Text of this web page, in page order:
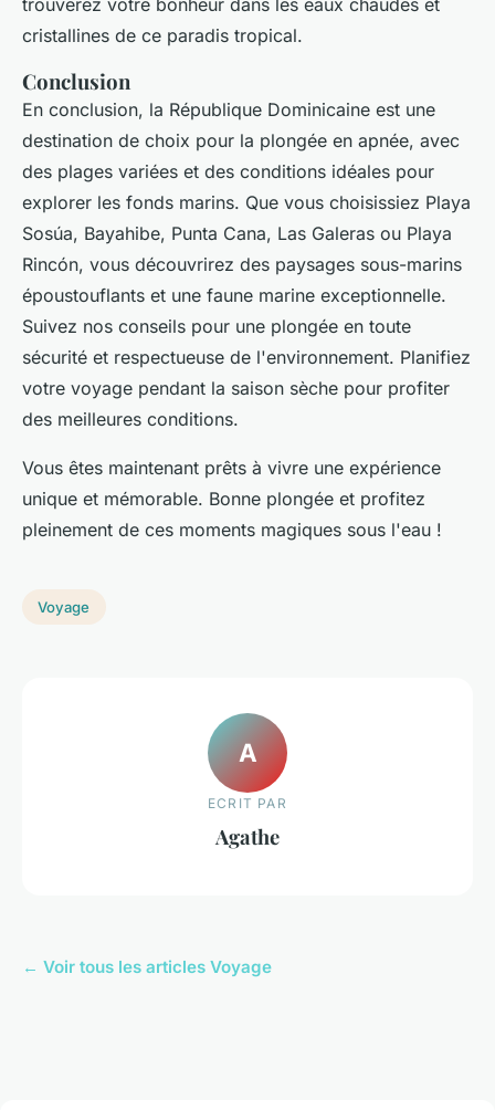
trouverez votre bonheur dans les eaux chaudes et
cristallines de ce paradis tropical.
Conclusion
En conclusion, la République Dominicaine est une
destination de choix pour la plongée en apnée, avec
des plages variées et des conditions idéales pour
explorer les fonds marins. Que vous choisissiez Playa
Sosúa, Bayahibe, Punta Cana, Las Galeras ou Playa
Rincón, vous découvrirez des paysages sous-marins
époustouflants et une faune marine exceptionnelle.
Suivez nos conseils pour une plongée en toute
sécurité et respectueuse de l'environnement. Planifiez
votre voyage pendant la saison sèche pour profiter
des meilleures conditions.
Vous êtes maintenant prêts à vivre une expérience
unique et mémorable. Bonne plongée et profitez
pleinement de ces moments magiques sous l'eau !
Voyage
A
ECRIT PAR
Agathe
← Voir tous les articles Voyage